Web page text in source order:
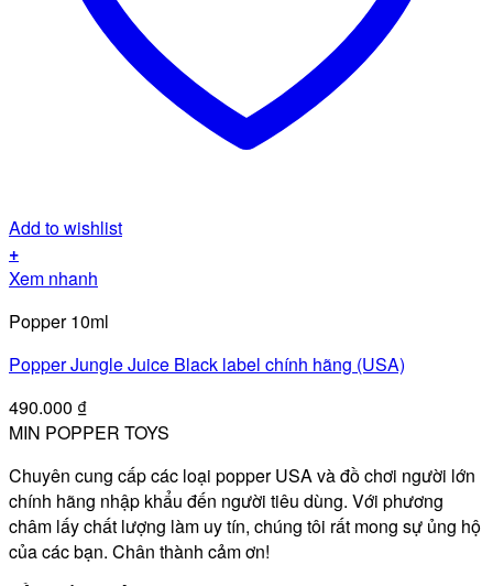
Add to wishlist
+
Xem nhanh
Popper 10ml
Popper Jungle Juice Black label chính hãng (USA)
490.000 ₫
MIN POPPER TOYS
Chuyên cung cấp các loại popper USA và đồ chơi người lớn
chính hãng nhập khẩu đến người tiêu dùng. Với phương
châm lấy chất lượng làm uy tín, chúng tôi rất mong sự ủng hộ
của các bạn. Chân thành cảm ơn!